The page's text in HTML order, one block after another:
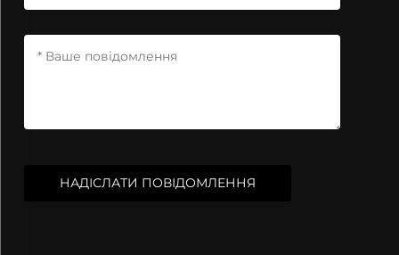
НАДІСЛАТИ ПОВІДОМЛЕННЯ